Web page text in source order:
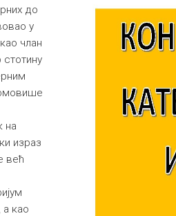
до
у
члан
на
израз
већ
а као